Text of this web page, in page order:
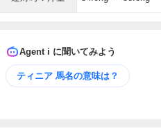
Agent i に聞いてみよう
ティニア 馬名の意味は？